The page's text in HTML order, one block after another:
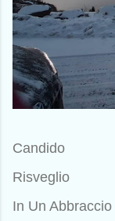
Candido
Risveglio
In Un Abbraccio